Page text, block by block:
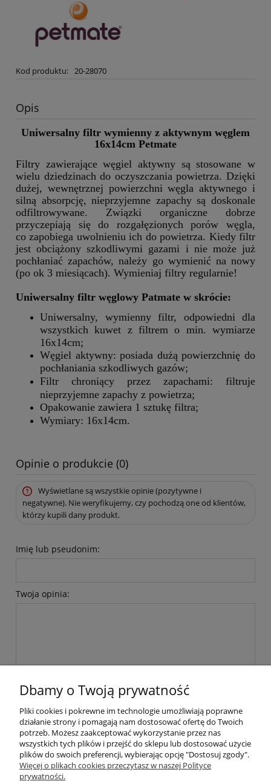
Kod produktu: 20-28070
Opis
Uniwersalny filtr wymienny z aktywnym węglem
16x14cm Petmate
Filtry zawierające węgiel aktywny są stosowane w
wielu dziedzinach do oczyszczania powietrza. Dzięki
dużej, wewnętrznej powierzchni węgla aktywnego i
silną absorpcję, nieprzyjemne zapachy są doskonale
odfiltrowywane. Związki organiczne dobrze
przyczepiają się do rozgałęzionych porów węgla,
co zapobiega uwolnieniu ich do powietrza. Kiedy filtr
jest obciążony szkodliwymi gazami i nie może już
pochłaniać zapachów, należy go wymienić na nowy
(po ok 3 miesiącach). Wymieniaj filtry regularnie!
Uniwersalny filtr węglowy Patmate w skrócie:
Uniwersalny, wymienny filtr, odpowiedni dla
wszystkich kuwet z filtrem o min. wymiarze
16x14cm;
Węgiel aktywny: posiada dużą powierzchnię do
pochłaniania szkodliwych gazów;
Filtr chroniący przez zapachami: filtruje
nieprzyjemne zapachy z powietrza;
Opakowanie zawiera 1 sztukę filtra;
Wymiary: 16x14cm.
Opinie o produkcie (0)
Wyświetlane są wszystkie opinie (pozytywne i
negatywne). Nie weryfikujemy, czy pochodzą one od klientów,
którzy kupili dany produkt.
Imię lub pseudonim:
Twoja opinia:
Pomoc
Moje konto
Dbamy o Twoją prywatność
Pliki cookies i pokrewne im technologie umożliwiają poprawne
działanie strony i pomagają nam dostosować ofertę do Twoich
potrzeb. Możesz zaakceptować wykorzystanie przez nas
wszystkich tych plików i przejść do sklepu lub dostosować użycie
plików do swoich preferencji, wybierając opcję "Dostosuj zgody".
Więcej o plikach cookies przeczytasz w naszej Polityce
prywatności.